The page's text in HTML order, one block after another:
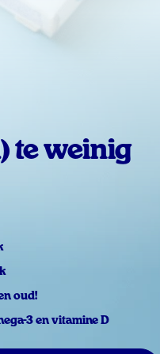
te weinig
oud!
3 en vitamine D